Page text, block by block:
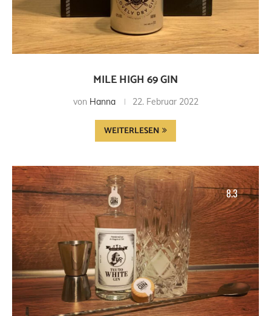
MILE HIGH 69 GIN
von Hanna 22. Februar 2022
WEITERLESEN
8.3